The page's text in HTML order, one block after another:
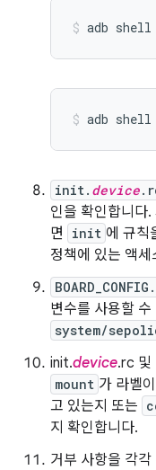
init. device
인을 확인합니다
면
init 에 규칙
정책에 있는 액
변수를 사용할
system/
init.device.rc
mount 가 라벨
고 있는지 또는
지 확인합니다.
거부 사항을 각